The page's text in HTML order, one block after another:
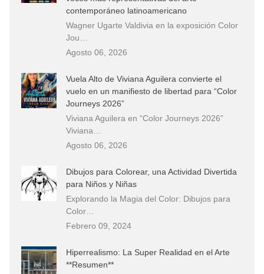
contemporáneo latinoamericano
Wagner Ugarte Valdivia en la exposición Color
Jou…
Agosto 06, 2026
Vuela Alto de Viviana Aguilera convierte el
vuelo en un manifiesto de libertad para “Color
Journeys 2026”
Viviana Aguilera en “Color Journeys 2026”
Viviana…
Agosto 06, 2026
Dibujos para Colorear, una Actividad Divertida
para Niños y Niñas
Explorando la Magia del Color: Dibujos para
Color…
Febrero 09, 2024
Hiperrealismo: La Super Realidad en el Arte
**Resumen**